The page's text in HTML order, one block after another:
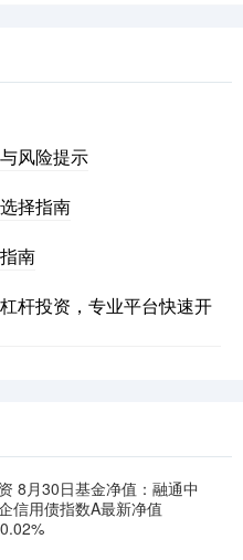
风险提示
择指南
南
杆投资，专业平台快速开
8月30日基金净值：融通中
信用债指数A最新净值